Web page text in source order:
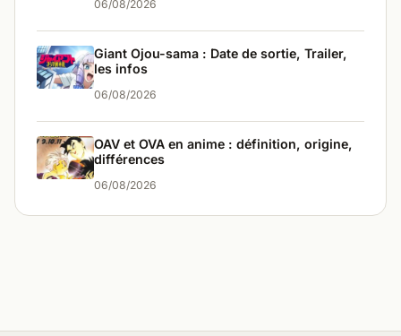
06/08/2026
Giant Ojou-sama : Date de sortie, Trailer,
les infos
06/08/2026
OAV et OVA en anime : définition, origine,
différences
06/08/2026